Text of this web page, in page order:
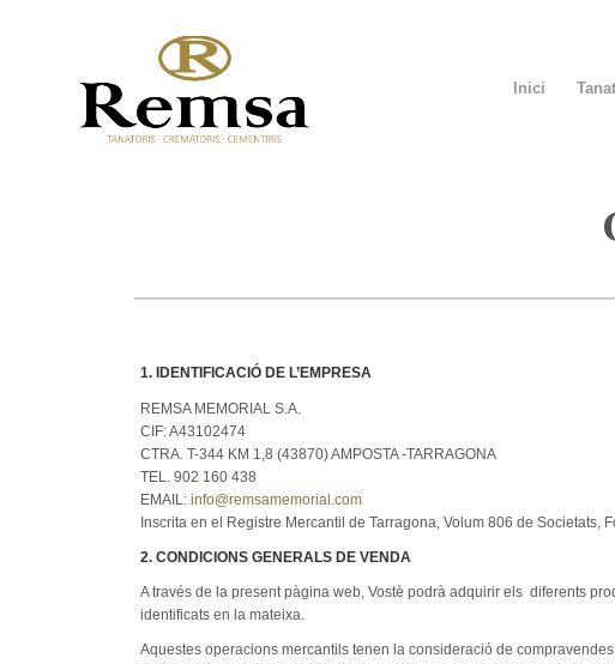
Inici
1. IDENTIFICACIÓ DE L’EMPRESA
REMSA MEMORIAL S.A.
CIF: A43102474
CTRA. T-344 KM 1,8 (43870) AMPOSTA -TARRAGONA
TEL. 902 160 438
EMAIL: info@remsamemorial.com
Inscrita en el Registre Mercantil de Tarragona, Volum 806 de Societats,
2. CONDICIONS GENERALS DE VENDA
A través de la present pàgina web, Vostè podrà adquirir els diferents
identificats en la mateixa.
Aquestes operacions mercantils tenen la consideració de